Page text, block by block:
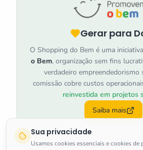
Sua privacidade
Usamos cookies essenciais e cookies
Gerar para
O Shopping do Bem é uma
o Bem, organização sem fins
verdadeiro empreendedorismo
comissão cobre custos
reinvestida em projetos
Saiba mais